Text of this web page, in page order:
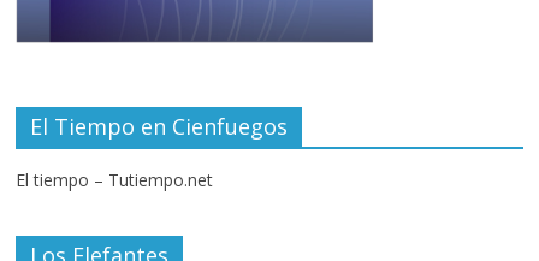
El Tiempo en Cienfuegos
El tiempo – Tutiempo.net